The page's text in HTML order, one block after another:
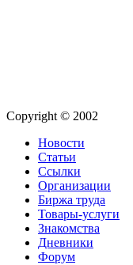
Copyright © 2002
Новости
Статьи
Ссылки
Организации
Биржа труда
Товары-услуги
Знакомства
Дневники
Форум